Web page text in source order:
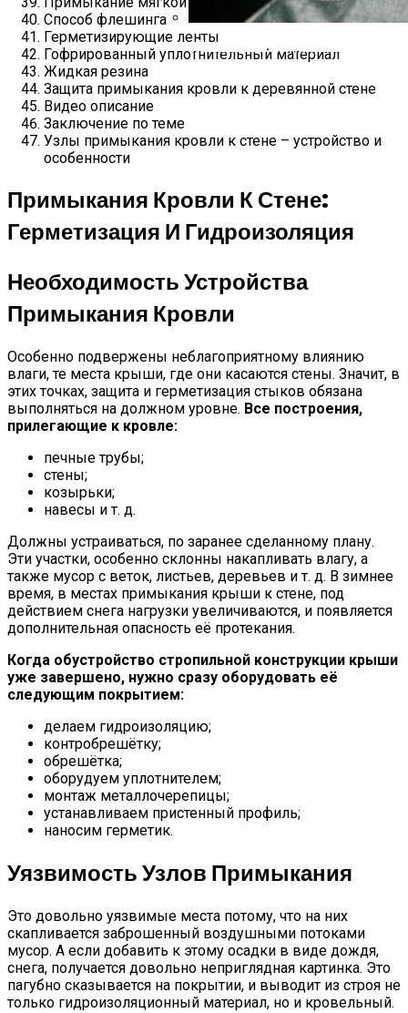
«Даже На Секунду Не Пожалел,
Способ флешинга
Герметизирующие ленты
Гофрированный уплотнительный материал
Жидкая резина
Защита примыкания кровли к деревянной стене
Видео описание
Заключение по теме
Узлы примыкания кровли к стене – устройство и
особенности
Примыкания Кровли К Стене:
Герметизация И Гидроизоляция
Необходимость Устройства
Примыкания Кровли
Особенно подвержены неблагоприятному влиянию
влаги, те места крыши, где они касаются стены. Значит, в
этих точках, защита и герметизация стыков обязана
выполняться на должном уровне. Все построения,
прилегающие к кровле:
печные трубы;
стены;
козырьки;
навесы и т. д.
Должны устраиваться, по заранее сделанному плану.
Эти участки, особенно склонны накапливать влагу, а
также мусор с веток, листьев, деревьев и т. д. В зимнее
время, в местах примыкания крыши к стене, под
действием снега нагрузки увеличиваются, и появляется
дополнительная опасность её протекания.
Когда обустройство стропильной конструкции крыши
уже завершено, нужно сразу оборудовать её
следующим покрытием:
делаем гидроизоляцию;
контробрешётку;
обрешётка;
оборудуем уплотнителем;
монтаж металлочерепицы;
устанавливаем пристенный профиль;
наносим герметик.
Уязвимость Узлов Примыкания
Это довольно уязвимые места потому, что на них
скапливается заброшенный воздушными потоками
мусор. А если добавить к этому осадки в виде дождя,
снега, получается довольно неприглядная картинка. Это
пагубно сказывается на покрытии, и выводит из строя не
только гидроизоляционный материал, но и кровельный.